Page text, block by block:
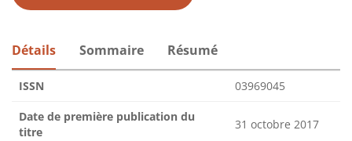
Détails Sommaire Résumé
ISSN 03969045
Date de première publication du
titre
31 octobre 2017